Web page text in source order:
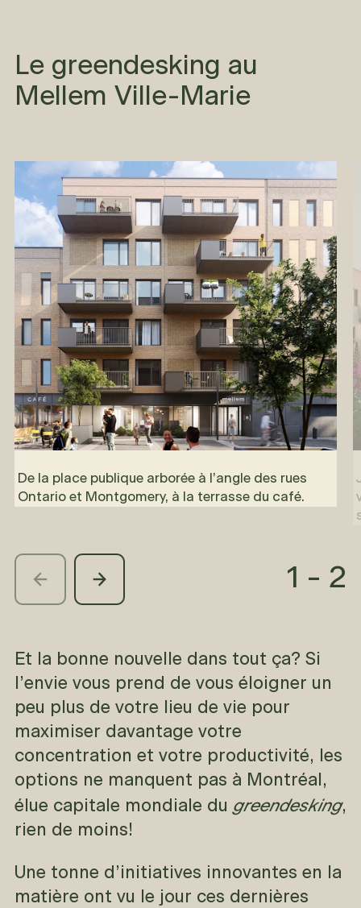
Le greendesking au
Mellem Ville-Marie
De la place publique arborée à l’angle des rues
Ontario et Montgomery, à la terrasse du café.
1 - 2
Et la bonne nouvelle dans tout ça? Si
l’envie vous prend de vous éloigner un
peu plus de votre lieu de vie pour
maximiser davantage votre
concentration et votre productivité, les
options ne manquent pas à Montréal,
élue capitale mondiale du greendesking,
rien de moins!
Une tonne d’initiatives innovantes en la
matière ont vu le jour ces dernières